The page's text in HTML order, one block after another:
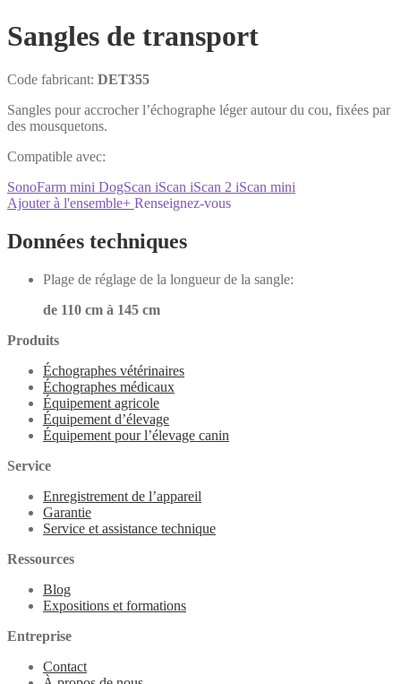
Sangles de transport
Code fabricant: DET355
Sangles pour accrocher l’échographe léger autour du cou, fixées par
des mousquetons.
Compatible avec:
SonoFarm mini DogScan iScan iScan 2 iScan mini
Ajouter à l'ensemble+ Renseignez-vous
Données techniques
Plage de réglage de la longueur de la sangle:
de 110 cm à 145 cm
Produits
Échographes vétérinaires
Échographes médicaux
Équipement agricole
Équipement d’élevage
Équipement pour l’élevage canin
Service
Enregistrement de l’appareil
Garantie
Service et assistance technique
Ressources
Blog
Expositions et formations
Entreprise
Contact